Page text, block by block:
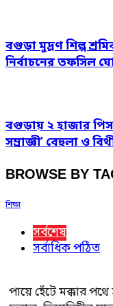
বগুড়া মুদ্রণ শিল্প
নির্বাচনের তফসিল
বগুড়ায় ২ হাজার পিস
সম্রাজ্ঞী’ বেহুলা ও
BROWSE BY
শিক্ষা
সর্বশেষ
সর্বাধিক পঠিত
পায়ে হেঁটে মক্কার